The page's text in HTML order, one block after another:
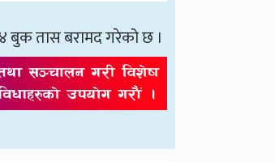
बुक तास बरामद गरेको छ ।